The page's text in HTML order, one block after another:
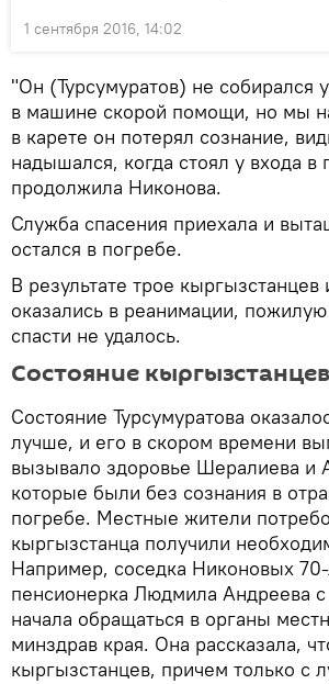
1 сентября 2016, 14:02
"Он (Турсумуратов) не собирался
в машине скорой помощи, но мы
в карете он потерял сознание,
надышался, когда стоял у входа в
продолжила Никонова.
Служба спасения приехала и
остался в погребе.
В результате трое кыргызстанцев
оказались в реанимации,
спасти не удалось.
Состояние кыргызстанцев
Состояние Турсумуратова
лучше, и его в скором времени
вызывало здоровье Шералиева и
которые были без сознания в
погребе. Местные жители
кыргызстанца получили
Например, соседка Никоновых 70-
пенсионерка Людмила Андреева с
начала обращаться в органы
минздрав края. Она рассказала,
кыргызстанцев, причем только с